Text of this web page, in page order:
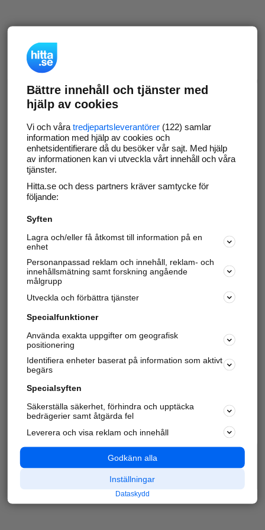
Bättre innehåll och tjänster med
hjälp av cookies
Vi och våra tredjepartsleverantörer(122) samlar
information med hjälp av cookies och
enhetsidentifierare då du besöker vår sajt. Med hjälp
av informationen kan vi utveckla vårt innehåll och våra
tjänster.
Hitta.se och dess partners kräver samtycke för
följande:
Syften
Lagra och/eller få åtkomst till information på en
enhet
Personanpassad reklam och innehåll, reklam- och
innehållsmätning samt forskning angående
målgrupp
Utveckla och förbättra tjänster
Specialfunktioner
Använda exakta uppgifter om geografisk
positionering
Identifiera enheter baserat på information som aktivt
begärs
Specialsyften
Säkerställa säkerhet, förhindra och upptäcka
bedrägerier samt åtgärda fel
Leverera och visa reklam och innehåll
Godkänn alla
Inställningar
Dataskydd